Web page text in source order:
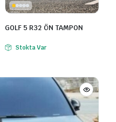
GOLF 5 R32 ÖN TAMPON
Stokta Var